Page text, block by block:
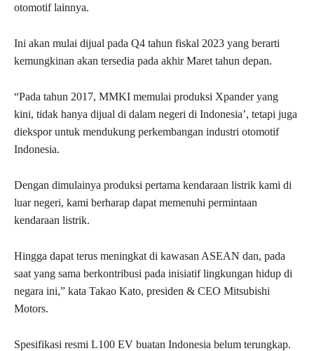
otomotif lainnya.
Ini akan mulai dijual pada Q4 tahun fiskal 2023 yang berarti
kemungkinan akan tersedia pada akhir Maret tahun depan.
“Pada tahun 2017, MMKI memulai produksi Xpander yang
kini, tidak hanya dijual di dalam negeri di Indonesia’, tetapi juga
diekspor untuk mendukung perkembangan industri otomotif
Indonesia.
Dengan dimulainya produksi pertama kendaraan listrik kami di
luar negeri, kami berharap dapat memenuhi permintaan
kendaraan listrik.
Hingga dapat terus meningkat di kawasan ASEAN dan, pada
saat yang sama berkontribusi pada inisiatif lingkungan hidup di
negara ini,” kata Takao Kato, presiden & CEO Mitsubishi
Motors.
Spesifikasi resmi L100 EV buatan Indonesia belum terungkap.